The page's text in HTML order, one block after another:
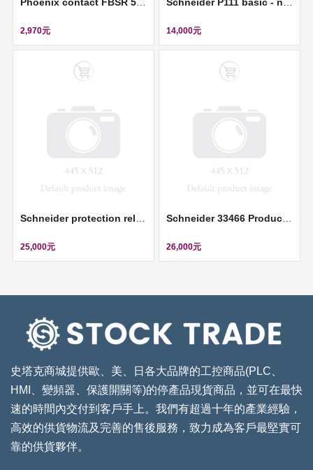
2,970元 14,000元
25,000元 26,000元
史塔克商城提供歐、美、日各大品牌的工控商品(PLC、
HMI、變頻器、保護開關等)的停產品現貨商品，並可在最快
速的時間內交付到客戶手上。我們有超過十年的產業經驗，
高效的供貨物流及完善的售後服務，致力成為客戶最堅實可
靠的供貨夥伴。